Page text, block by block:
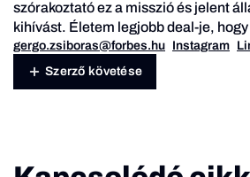
szórakoztató ez a misszió és jelent
kihívást. Életem legjobb deal-je,
gergo.zsiboras@forbes.hu Instagram
Szerző követése